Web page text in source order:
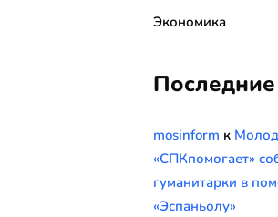
Экономика
mosinform к
«СПКпомогает»
гуманитарки в
«Эспаньолу»